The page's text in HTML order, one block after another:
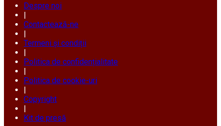
Despre noi
|
Contactează-ne
|
Termeni și condiții
|
Politica de confidențialitate
|
Politica de cookie-uri
|
Copyright
|
Kit de presă